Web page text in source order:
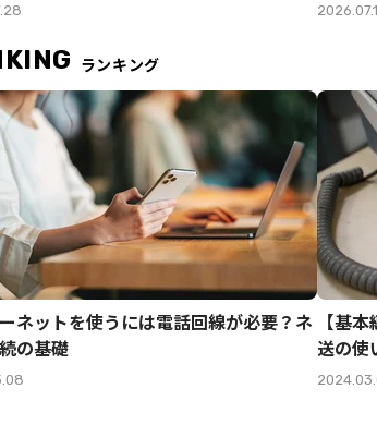
ランキング
ネットを使うには電話回線が必要？ネ
の基礎
【基
送の使